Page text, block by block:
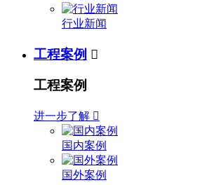
行业新闻
工程案例 
工程案例
进一步了解 
国内案例
国外案例